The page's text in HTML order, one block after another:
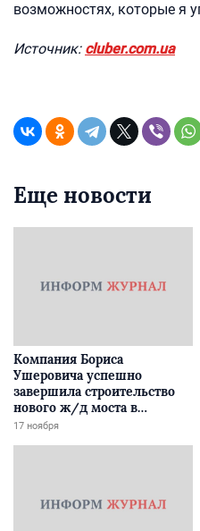
возможностях, которые я
Источник: cluber.com.ua
Еще новости
Компания Бориса
Ушеровича успешно
завершила строительство
нового ж/д моста в
Забайкалье
17 ноября